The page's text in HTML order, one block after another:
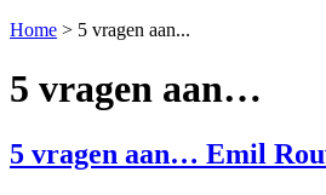
Home > 5 vragen aan...
5 vragen aan…
5 vragen aan… Emil